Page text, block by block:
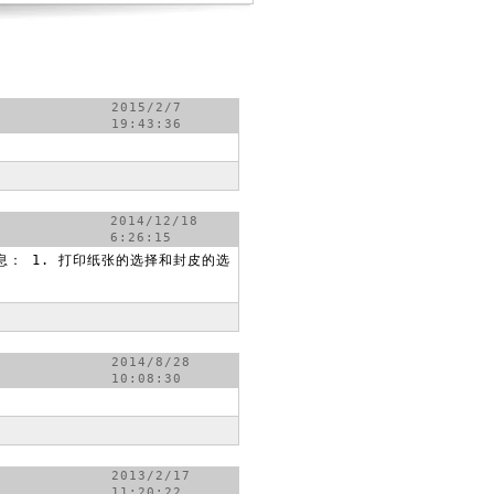
2015/2/7
19:43:36
2014/12/18
6:26:15
： 1. 打印纸张的选择和封皮的选
2014/8/28
10:08:30
2013/2/17